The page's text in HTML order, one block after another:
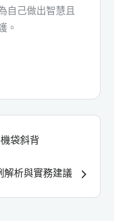
己做出智慧且
。
袋斜背
解析與實務建議